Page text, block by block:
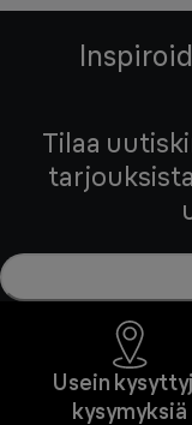
Tilaa
Usein
kysymyksiä